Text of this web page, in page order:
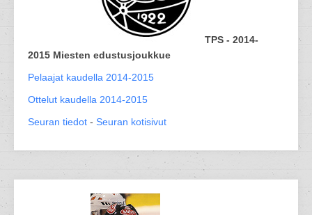
TPS - 2014-
2015 Miesten edustusjoukkue
Pelaajat kaudella 2014-2015
Ottelut kaudella 2014-2015
Seuran tiedot - Seuran kotisivut